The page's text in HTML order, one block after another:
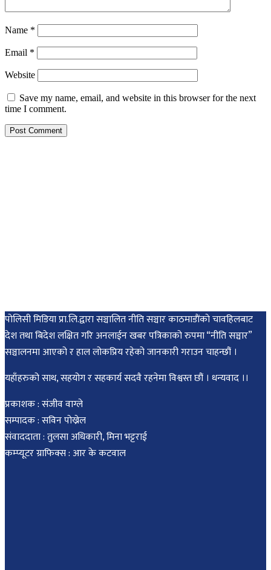
Name *
Email *
Website
Save my name, email, and website in this browser for the next
time I comment.
पोलिसी मिडिया प्रा.लि.द्वारा सञ्चालित नीति सञ्चार काठमाडाैंकाे चावहिलबाट
देश तथा बिदेश लक्षित गरि अनलाईन खबर पत्रिकाको रुपमा “नीति सञ्चार”
सञ्चालनमा आएको र हाल लोकप्रिय रहेको जानकारी गराउन चाहन्छौं ।
यहाँहरुको साथ, सहयोग र सहकार्य सदवै रहनेमा विश्वस्त छौं । धन्यवाद ।।
प्रकाशक : संजीव वाग्ले
सम्पादक : सविन पोख्रेल
संवाददाता : तुलसा अधिकारी, मिना भट्टराई
कम्प्यूटर ग्राफिक्स : आर के कटवाल